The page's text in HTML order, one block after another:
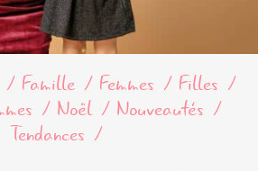
Famille Femmes
Filles
Noël
Nouveautés
Tendances